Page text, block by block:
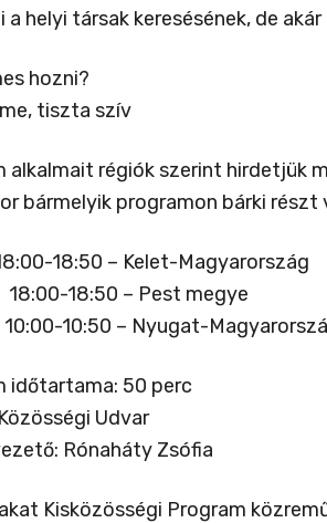
a helyi társak keresésének, de
hozni?
tiszta szív
alkalmait régiók szerint hirdetjük
bármelyik programon bárki
18:50 – Kelet-Magyarország
18:50 – Pest megye
10:00-10:50 – Nyugat-
időtartama: 50 perc
Udvar
Rónaháty Zsófia
Kisközösségi Program